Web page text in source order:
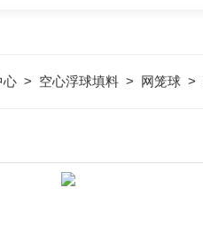
心> 空心浮球填料> 网笼球>